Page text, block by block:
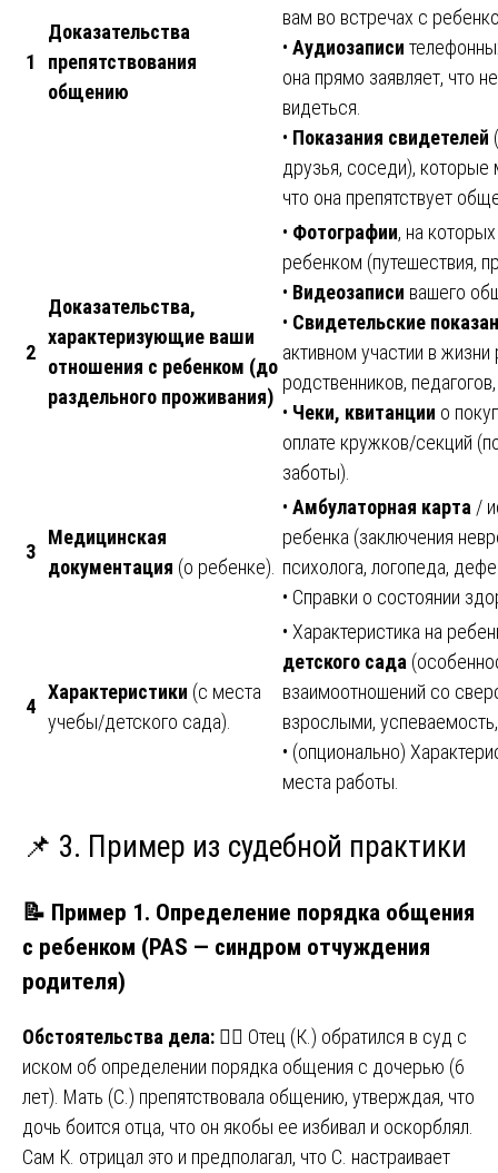
1
Доказательства
препятствования
общению
вам во встречах с
• Аудиозаписи
она прямо заявляет, что
видеться.
• Показания свидетелей
друзья, соседи), которые
что она препятствует
2
Доказательства,
характеризующие ваши
отношения с ребенком (до
раздельного проживания)
• Фотографии, на
ребенком (путешествия,
• Видеозаписи вашего
• Свидетельские
активном участии в жизни
родственников,
• Чеки, квитанции о
оплате кружков/секций
заботы).
3
Медицинская
документация (о ребенке).
• Амбулаторная карта /
ребенка (заключения
психолога, логопеда,
• Справки о состоянии
4
Характеристики (с места
учебы/детского сада).
• Характеристика на
детского сада
взаимоотношений со
взрослыми,
• (опционально)
места работы.
📌 3. Пример из судебной практики
📝 Пример 1. Определение порядка общения
с ребенком (PAS — синдром отчуждения
родителя)
Обстоятельства дела: 👩‍⚖️ Отец (К.) обратился в суд с
иском об определении порядка общения с дочерью (6
лет). Мать (С.) препятствовала общению, утверждая, что
дочь боится отца, что он якобы ее избивал и оскорблял.
Сам К. отрицал это и предполагал, что С. настраивает